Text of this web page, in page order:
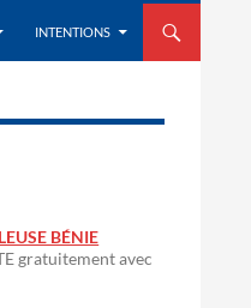
INTENTIONS
BÉNIE
gratuitement avec